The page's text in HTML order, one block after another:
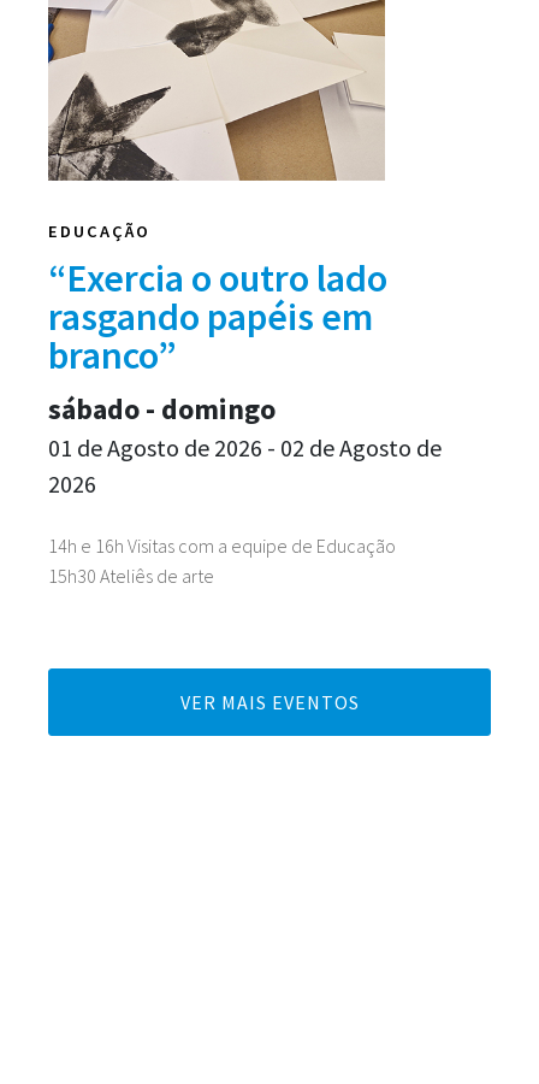
EDUCAÇÃO
“Exercia o outro lado
rasgando papéis em
branco”
14h e 16h Visitas com a equipe de Educação
15h30 Ateliês de arte
sábado - domingo
01 de Agosto de 2026 - 02 de Agosto de
2026
VER MAIS EVENTOS